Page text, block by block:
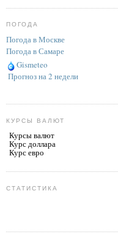
ПОГОДА
Погода в Москве
Погода в Самаре
Gismeteo
Прогноз на 2 недели
КУРСЫ ВАЛЮТ
Курсы валют
Курс доллара
Курс евро
СТАТИСТИКА